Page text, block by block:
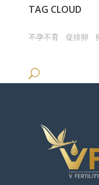
TAG CLOUD
不孕不育 促排卵